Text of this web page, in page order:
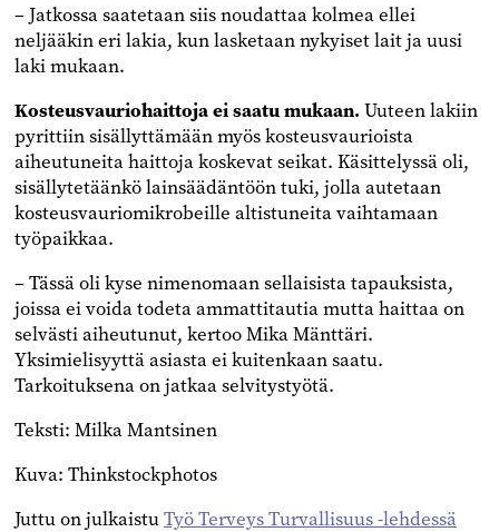
– Jatkossa saatetaan siis noudattaa kolmea ellei
neljääkin eri lakia, kun lasketaan nykyiset lait ja uusi
laki mukaan.
Kosteusvauriohaittoja ei saatu mukaan. Uuteen lakiin
pyrittiin sisällyttämään myös kosteusvaurioista
aiheutuneita haittoja koskevat seikat. Käsittelyssä oli,
sisällytetäänkö lainsäädäntöön tuki, jolla autetaan
kosteusvauriomikrobeille altistuneita vaihtamaan
työpaikkaa.
– Tässä oli kyse nimenomaan sellaisista tapauksista,
joissa ei voida todeta ammattitautia mutta haittaa on
selvästi aiheutunut, kertoo Mika Mänttäri.
Yksimielisyyttä asiasta ei kuitenkaan saatu.
Tarkoituksena on jatkaa selvitystyötä.
Teksti: Milka Mantsinen
Kuva: Thinkstockphotos
Juttu on julkaistuTyö Terveys Turvallisuus -lehdessä